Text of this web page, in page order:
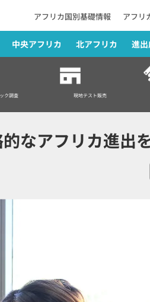
アフリカ国別基礎情報 アフリ
中央アフリカ 北アフリカ 進
ク調査 現地テスト販売
なアフリカ進出